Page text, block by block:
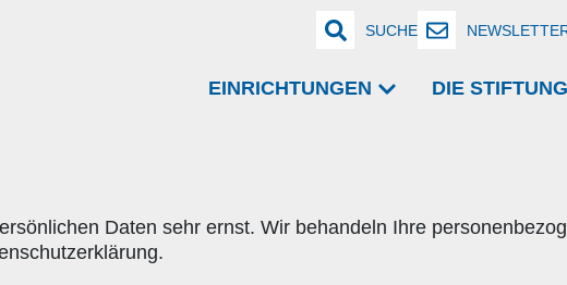
SUCHE
EINRICHTUNGEN DIE STIFTUNG
Daten sehr ernst. Wir behandeln Ihre